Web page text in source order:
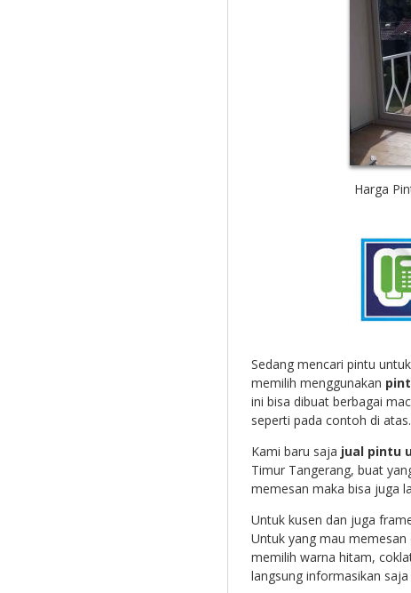
Harga
Sedang mencari pintu
memilih menggunakan
ini bisa dibuat berbagai
seperti pada contoh di atas.
Kami baru saja jual pintu
Timur Tangerang, buat
memesan maka bisa juga
Untuk kusen dan juga
Untuk yang mau
memilih warna hitam,
langsung informasikan